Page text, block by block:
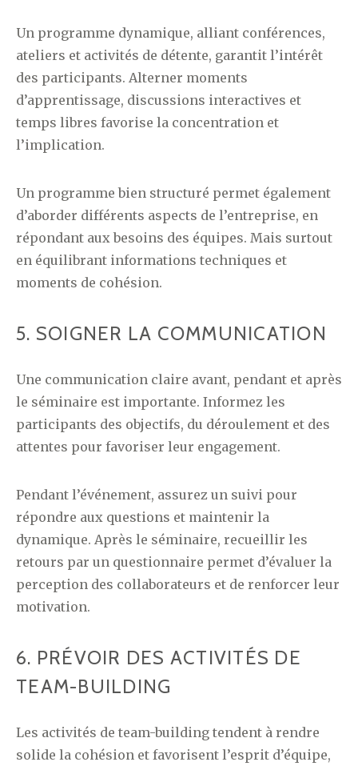
Un programme dynamique, alliant conférences,
ateliers et activités de détente, garantit l’intérêt
des participants. Alterner moments
d’apprentissage, discussions interactives et
temps libres favorise la concentration et
l’implication.
Un programme bien structuré permet également
d’aborder différents aspects de l’entreprise, en
répondant aux besoins des équipes. Mais surtout
en équilibrant informations techniques et
moments de cohésion.
5. SOIGNER LA COMMUNICATION
Une communication claire avant, pendant et après
le séminaire est importante. Informez les
participants des objectifs, du déroulement et des
attentes pour favoriser leur engagement.
Pendant l’événement, assurez un suivi pour
répondre aux questions et maintenir la
dynamique. Après le séminaire, recueillir les
retours par un questionnaire permet d’évaluer la
perception des collaborateurs et de renforcer leur
motivation.
6. PRÉVOIR DES ACTIVITÉS DE
TEAM-BUILDING
Les activités de team-building tendent à rendre
solide la cohésion et favorisent l’esprit d’équipe,